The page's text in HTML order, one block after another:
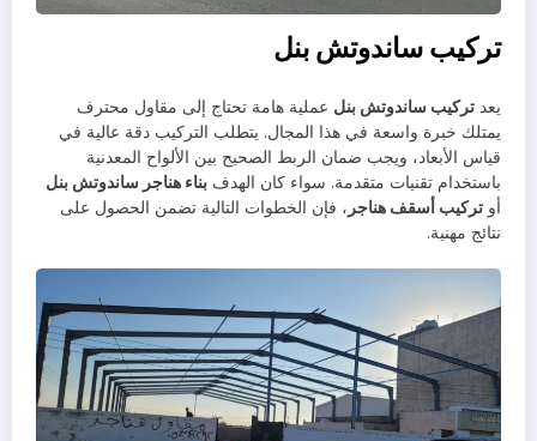
تركيب ساندوتش بنل
يعد تركيب ساندوتش بنل عملية هامة تحتاج إلى مقاول محترف
يمتلك خبرة واسعة في هذا المجال. يتطلب التركيب دقة عالية في
قياس الأبعاد، ويجب ضمان الربط الصحيح بين الألواح المعدنية
باستخدام تقنيات متقدمة. سواء كان الهدف بناء هناجر ساندوتش بنل
أو تركيب أسقف هناجر ، فإن الخطوات التالية تضمن الحصول على
نتائج مهنية.